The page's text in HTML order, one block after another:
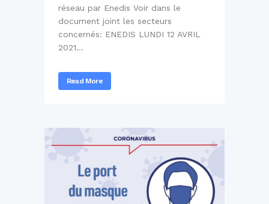
réseau par Enedis Voir dans le
document joint les secteurs
concernés: ENEDIS LUNDI 12 AVRIL
2021...
Read More